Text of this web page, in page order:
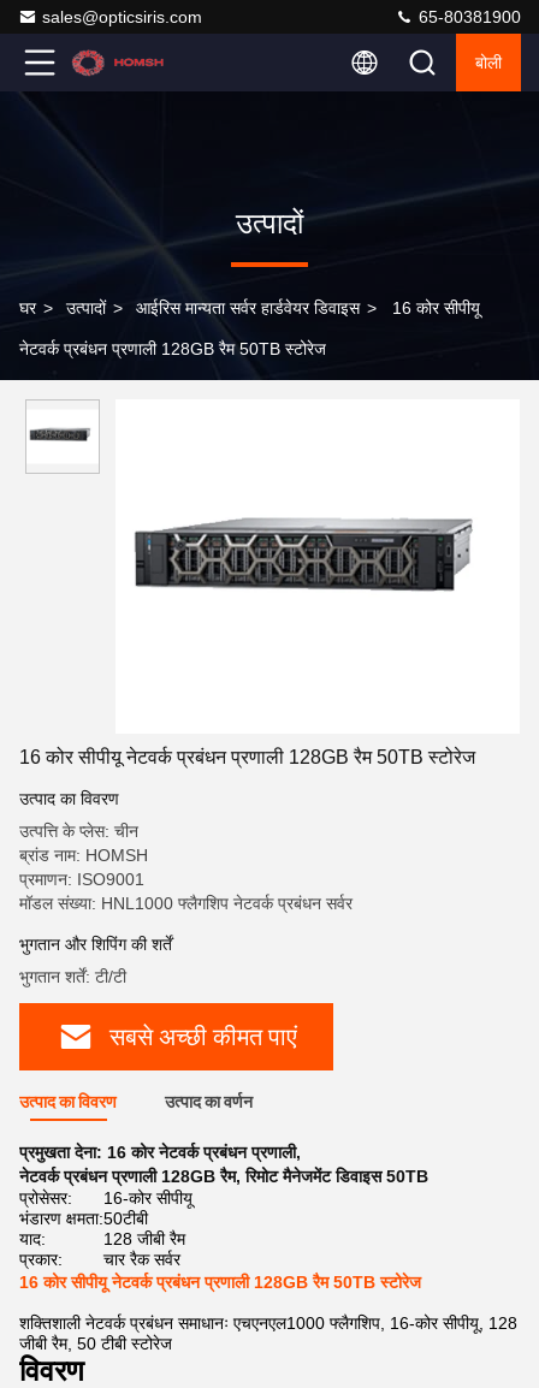
sales@opticsiris.com 65-80381900
बोली
उत्पादों
घर > उत्पादों > आईरिस मान्यता सर्वर हार्डवेयर डिवाइस > 16 कोर सीपीयू
नेटवर्क प्रबंधन प्रणाली 128GB रैम 50TB स्टोरेज
16 कोर सीपीयू नेटवर्क प्रबंधन प्रणाली 128GB रैम 50TB स्टोरेज
उत्पाद का विवरण
उत्पत्ति के प्लेस: चीन
ब्रांड नाम: HOMSH
प्रमाणन: ISO9001
मॉडल संख्या: HNL1000 फ्लैगशिप नेटवर्क प्रबंधन सर्वर
भुगतान और शिपिंग की शर्तें
भुगतान शर्तें: टी/टी
सबसे अच्छी कीमत पाएं
उत्पाद का विवरण उत्पाद का वर्णन
प्रमुखता देना: 16 कोर नेटवर्क प्रबंधन प्रणाली,
नेटवर्क प्रबंधन प्रणाली 128GB रैम,रिमोट मैनेजमेंट डिवाइस 50TB
प्रोसेसर:
16-कोर सीपीयू
भंडारण क्षमता:50टीबी
याद:
128 जीबी रैम
प्रकार:
चार रैक सर्वर
16 कोर सीपीयू नेटवर्क प्रबंधन प्रणाली 128GB रैम 50TB स्टोरेज
शक्तिशाली नेटवर्क प्रबंधन समाधानः एचएनएल1000 फ्लैगशिप, 16-कोर सीपीयू, 128
जीबी रैम, 50 टीबी स्टोरेज
विवरण